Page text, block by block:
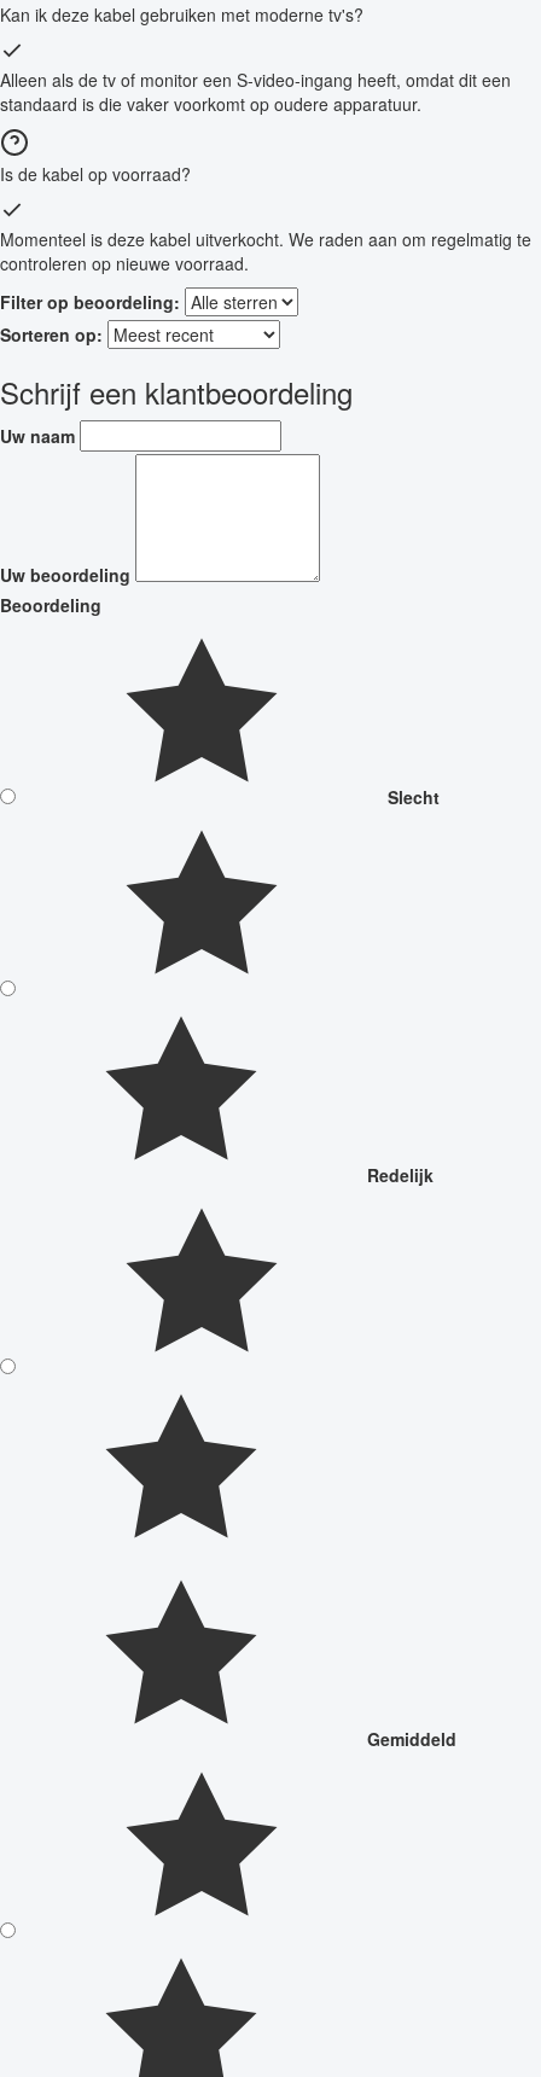
Kan ik deze kabel gebruiken met moderne tv's?
Alleen als de tv of monitor een S-video-ingang heeft, omdat dit een
standaard is die vaker voorkomt op oudere apparatuur.
Is de kabel op voorraad?
Momenteel is deze kabel uitverkocht. We raden aan om regelmatig te
controleren op nieuwe voorraad.
Filter op beoordeling:
Sorteren op:
Schrijf een klantbeoordeling
Uw naam
Uw beoordeling
Beoordeling
Slecht
Redelijk
Gemiddeld